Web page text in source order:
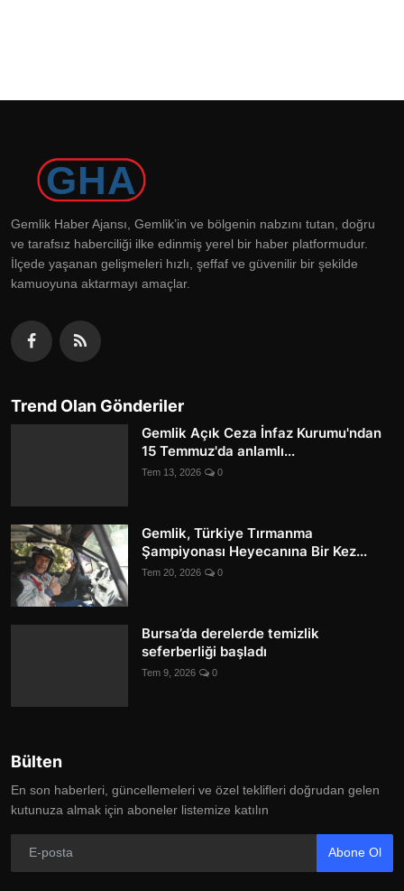
Gemlik Haber Ajansı, Gemlik’in ve bölgenin nabzını tutan, doğru
ve tarafsız haberciliği ilke edinmiş yerel bir haber platformudur.
İlçede yaşanan gelişmeleri hızlı, şeffaf ve güvenilir bir şekilde
kamuoyuna aktarmayı amaçlar.
Trend Olan Gönderiler
Gemlik Açık Ceza İnfaz Kurumu'ndan
15 Temmuz'da anlamlı...
Tem 13, 2026 0
Gemlik, Türkiye Tırmanma
Şampiyonası Heyecanına Bir Kez...
Tem 20, 2026 0
Bursa’da derelerde temizlik
seferberliği başladı
Tem 9, 2026 0
Bülten
En son haberleri, güncellemeleri ve özel teklifleri doğrudan gelen
kutunuza almak için aboneler listemize katılın
Abone Ol